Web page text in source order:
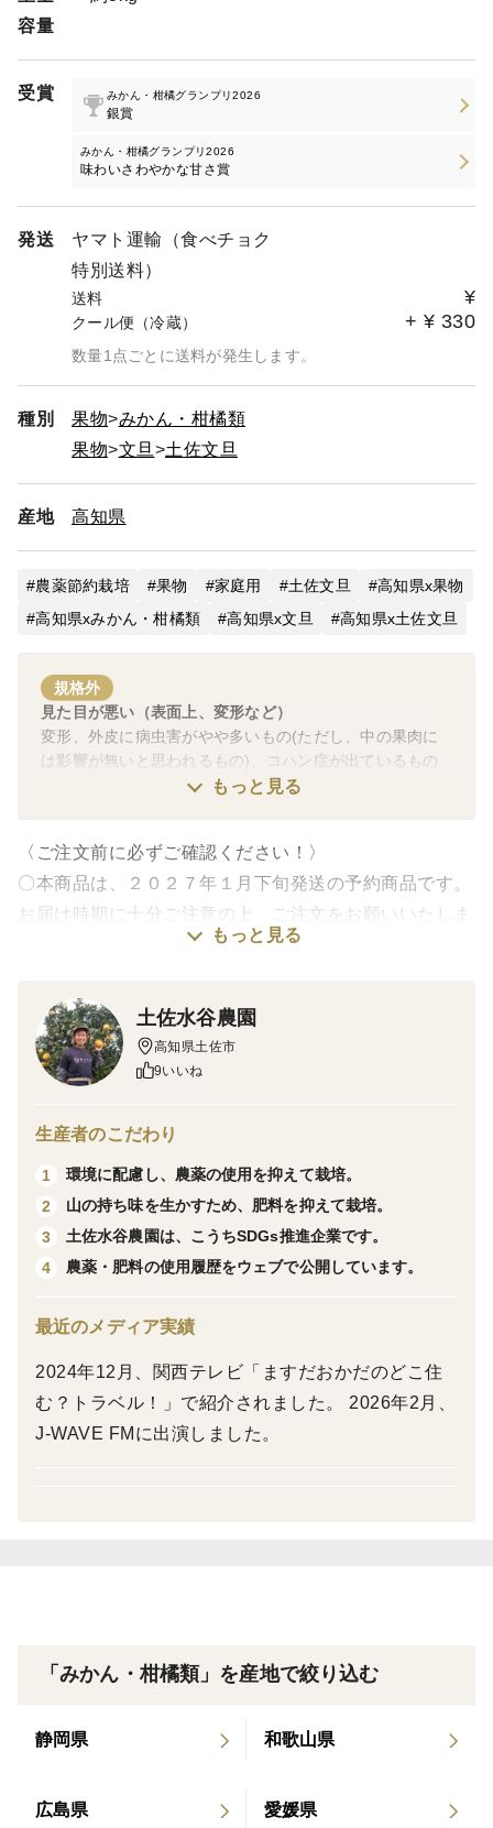
カミキリムシに対して、生物農薬「バイオリサカミキリス
リム」（以下、バイオリサ）を使用してきましたが、
2025年までで廃盤となってしまいました。カミキリムシ
は、カンキツ類の木を最終的に枯らしてしまう文旦栽培の
最大の脅威であり、バイオリサは、弊社における「化学合
欠かせないものでした。バイオリサが使用できなくなった
今、文旦の木を守る有力な手段がなくなり、何の防除も無
しでは、文旦を主軸とした営農の継続が極めて困難な状況
となりました。そこで、大変不本意ではございますが、土
に対し、キンチョールEという化学合成農薬を使用するこ
とといたしました。今後は、節減対象農薬の使用量を、高
知県慣行比9割減（高知県での使用基準27回までのとこ
ろ、1回使用）の形に栽培の方針を変更して、土佐文旦栽
の土佐文旦をご愛顧いただきましたお客様に於かれまして
は、承服しかねることと思いますが、何卒ご理解と引き続
佐文旦につきましては、カミキリムシ食害を受けてのキン
い、2026年6月17日以前にご注文いただいた分につきまし
ては、化学合成農薬栽培期間中不使用の実をお届けさせて
現在、土佐文旦A品商品は、ご予約注文の受付を休止中で
す。11月初旬頃から受付再開予定です。
黄色いしあわせ®は、土佐水谷農園が生産した土佐文旦の
中で、土佐文旦の醍醐味である、「大きなひと房を頬張っ
たときのボリューム感と、口いっぱいに広がる果汁の美味
しさ」を存分に味わえる、大きい玉のみをお届けする商品
です。黄色いしあわせ®には、A品と、家庭用訳あり品を
容量
受賞 みかん・柑橘グランプリ2026
銀賞
みかん・柑橘グランプリ2026
味わいさわやかな甘さ賞
発送
ヤマト運輸（食べチョク
特別送料）
送料 ¥
クール便（冷蔵） + ¥ 330
数量1点ごとに送料が発生します。
種別 果物
みかん・柑橘類
果物
文旦 土佐文旦
産地 高知県
農薬節約栽培 果物 家庭用 土佐文旦
高知県x果物
高知県xみかん・柑橘類
高知県x文旦 高知県x土佐文旦
規格外
見た目が悪い（表面上、変形など）
変形、外皮に病虫害がやや多いもの(ただし、中の果肉に
は影響が無いと思われるもの)、コハン症が出ているもの
(高温等により赤い斑紋が生じる生理障害。通常品より日
もっと見る
〈ご注文前に必ずご確認ください！〉
〇本商品は、２０２７年１月下旬発送の予約商品です。
お届け時期に十分ご注意の上、ご注文をお願いいたしま
〇本商品は、北海道宛て専用商品です。その他地域への
配送をご希望のお客様は、下記の商品をご利用くださ
い。
丸くて大きな黄色い果実。
厚い外皮と中の薄皮を剥くと現れる、爽やかな香りと
しっかり食感の透き通った黄色い果肉。
文旦を初めて召し上がる方でも皮むきしやすい、皮むき
もっと見る
土佐水谷農園
高知県土佐市
9いいね
生産者のこだわり
1
環境に配慮し、農薬の使用を抑えて栽培。
2
山の持ち味を生かすため、肥料を抑えて栽培。
3
土佐水谷農園は、こうちSDGs推進企業です。
4
農薬・肥料の使用履歴をウェブで公開しています。
最近のメディア実績
2024年12月、関西テレビ「ますだおかだのどこ住
む？トラベル！」で紹介されました。 2026年2月、
J-WAVE FMに出演しました。
「みかん・柑橘類」を産地で絞り込む
静岡県 和歌山県
広島県 愛媛県